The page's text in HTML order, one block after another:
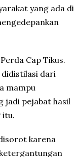
yang ada di
Cap Tikus.
didistilasi dari
mampu
jadi pejabat hasil
itu.
karena